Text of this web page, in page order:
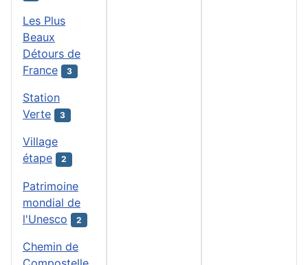
Les Plus
Beaux
Détours de
France
3
Station
Verte
3
Village
étape
2
Patrimoine
mondial de
l'Unesco
2
Chemin de